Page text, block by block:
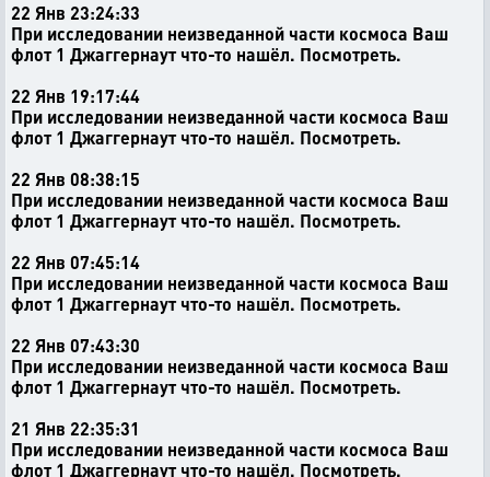
22 Янв 23:24:33
При исследовании неизведанной части космоса Ваш
флот 1 Джаггернаут что-то нашёл. Посмотреть.
22 Янв 19:17:44
При исследовании неизведанной части космоса Ваш
флот 1 Джаггернаут что-то нашёл. Посмотреть.
22 Янв 08:38:15
При исследовании неизведанной части космоса Ваш
флот 1 Джаггернаут что-то нашёл. Посмотреть.
22 Янв 07:45:14
При исследовании неизведанной части космоса Ваш
флот 1 Джаггернаут что-то нашёл. Посмотреть.
22 Янв 07:43:30
При исследовании неизведанной части космоса Ваш
флот 1 Джаггернаут что-то нашёл. Посмотреть.
21 Янв 22:35:31
При исследовании неизведанной части космоса Ваш
флот 1 Джаггернаут что-то нашёл. Посмотреть.